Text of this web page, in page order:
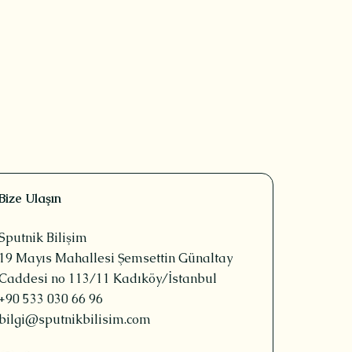
Ulaşın
Bilişim
19 Mayıs Mahallesi Şemsettin Günaltay
no 113/11 Kadıköy/İstanbul
+90 533 030 66 96
bilgi@sputnikbilisim.com